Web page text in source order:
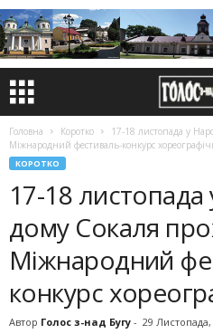
Головна Коротко
17-18 листопада у
Міжнародний фестиваль-конкурс
КОРОТКО
17-18
дому Сокаля
Міжнародний
конкурс
Автор Голос з-над Бугу - 29 Листопада,